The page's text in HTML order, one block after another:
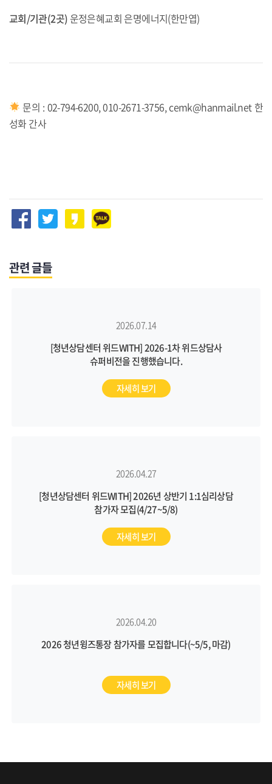
교회/기관(2곳) 운정은혜교회 은명에너지(한만엽)
문의 : 02-794-6200, 010-2671-3756, cemk@hanmail.net 한
성화 간사
관련 글들
2026.07.14
[청년상담센터 위드WITH] 2026-1차 위드상담사
슈퍼비전을 진행했습니다.
자세히 보기
2026.04.27
[청년상담센터 위드WITH] 2026년 상반기 1:1심리상담
참가자 모집(4/27~5/8)
자세히 보기
2026.04.20
2026 청년윙즈통장 참가자를 모집합니다(~5/5, 마감)
자세히 보기